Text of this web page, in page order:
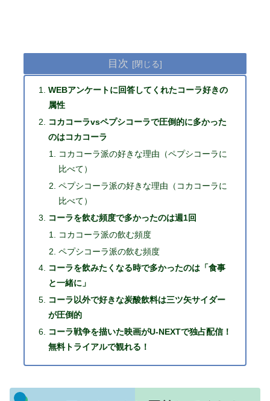
目次
WEBアンケートに回答してくれたコーラ好きの
属性
コカコーラvsペプシコーラで圧倒的に多かった
のはコカコーラ
コカコーラ派の好きな理由（ペプシコーラに
比べて）
ペプシコーラ派の好きな理由（コカコーラに
比べて）
コーラを飲む頻度で多かったのは週1回
コカコーラ派の飲む頻度
ペプシコーラ派の飲む頻度
コーラを飲みたくなる時で多かったのは「食事
と一緒に」
コーラ以外で好きな炭酸飲料は三ツ矢サイダー
が圧倒的
コーラ戦争を描いた映画がU-NEXTで独占配信！
無料トライアルで観れる！